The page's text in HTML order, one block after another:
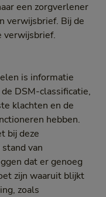
een zorgverlener
verwijsbrief. Bij de
verwijsbrief.
is informatie
DSM-classificatie,
klachten en de
hebben.
bij deze
van
dat er genoeg
zijn waaruit blijkt
zoals